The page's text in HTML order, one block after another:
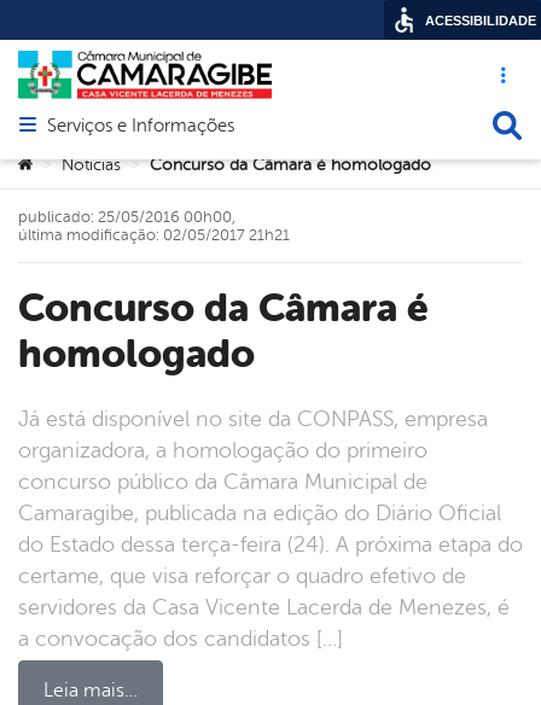
Acesso
Abrir menu principal de navegação
Serviços e Informações
Você está aqui:
> Noticias > Concurso da Câmara é homologado
Concurso da Câmara é
homologado
Já está disponível no site da CONPASS, empresa
organizadora, a homologação do primeiro
concurso público da Câmara Municipal de
Camaragibe, publicada na edição do Diário Oficial
do Estado dessa terça-feira (24). A próxima etapa do
certame, que visa reforçar o quadro efetivo de
servidores da Casa Vicente Lacerda de Menezes, é
a convocação dos candidatos […]
Leia mais…
publicado: 25/05/2016 00h00,
última modificação: 02/05/2017 21h21
ACESSIBILIDADE